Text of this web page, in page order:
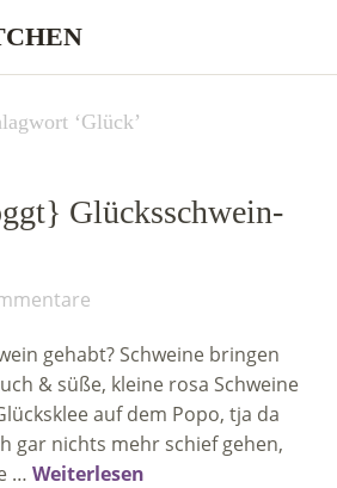
‘Glück’
Glücksschwein-
gehabt? Schweine bringen
& süße, kleine rosa Schweine
auf dem Popo, tja da
gar nichts mehr schief gehen,
… Weiterlesen